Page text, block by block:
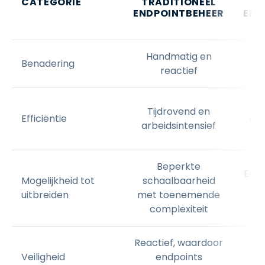
ENDPOINTBEHEER
Benadering
Handmatig en
reactief
Efficiëntie
Tijdrovend en
arbeidsintensief
Mogelijkheid tot
uitbreiden
Beperkte
schaalbaarheid
met toenemende
complexiteit
Veiligheid
Reactief, waardoor
endpoints